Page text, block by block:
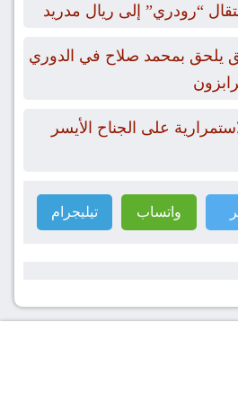
“رودري” إلى ريال مدريد
يلحق بمحمد صلاح في الدوري
على الجناح الأيسر
واتساب تيليجرام